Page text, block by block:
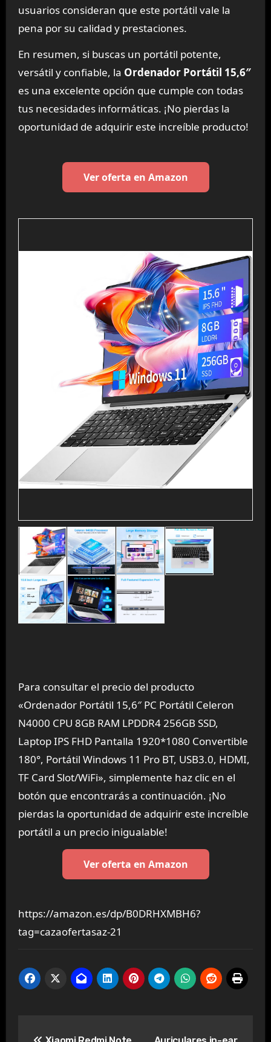
usuarios consideran que este portátil vale la
pena por su calidad y prestaciones.
En resumen, si buscas un portátil potente,
versátil y confiable, la Ordenador Portátil 15,6″
es una excelente opción que cumple con todas
tus necesidades informáticas. ¡No pierdas la
oportunidad de adquirir este increíble producto!
Ver oferta en Amazon
Para consultar el precio del producto
«Ordenador Portátil 15,6″ PC Portátil Celeron
N4000 CPU 8GB RAM LPDDR4 256GB SSD,
Laptop IPS FHD Pantalla 1920*1080 Convertible
180°, Portátil Windows 11 Pro BT, USB3.0, HDMI,
TF Card Slot/WiFi», simplemente haz clic en el
botón que encontrarás a continuación. ¡No
pierdas la oportunidad de adquirir este increíble
portátil a un precio inigualable!
Ver oferta en Amazon
https://amazon.es/dp/B0DRHXMBH6?
tag=cazaofertasaz-21